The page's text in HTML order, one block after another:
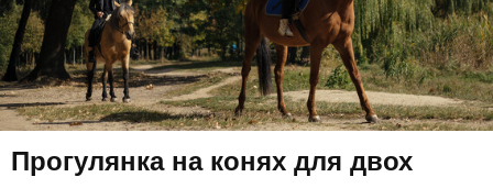
Прогулянка на конях для двох